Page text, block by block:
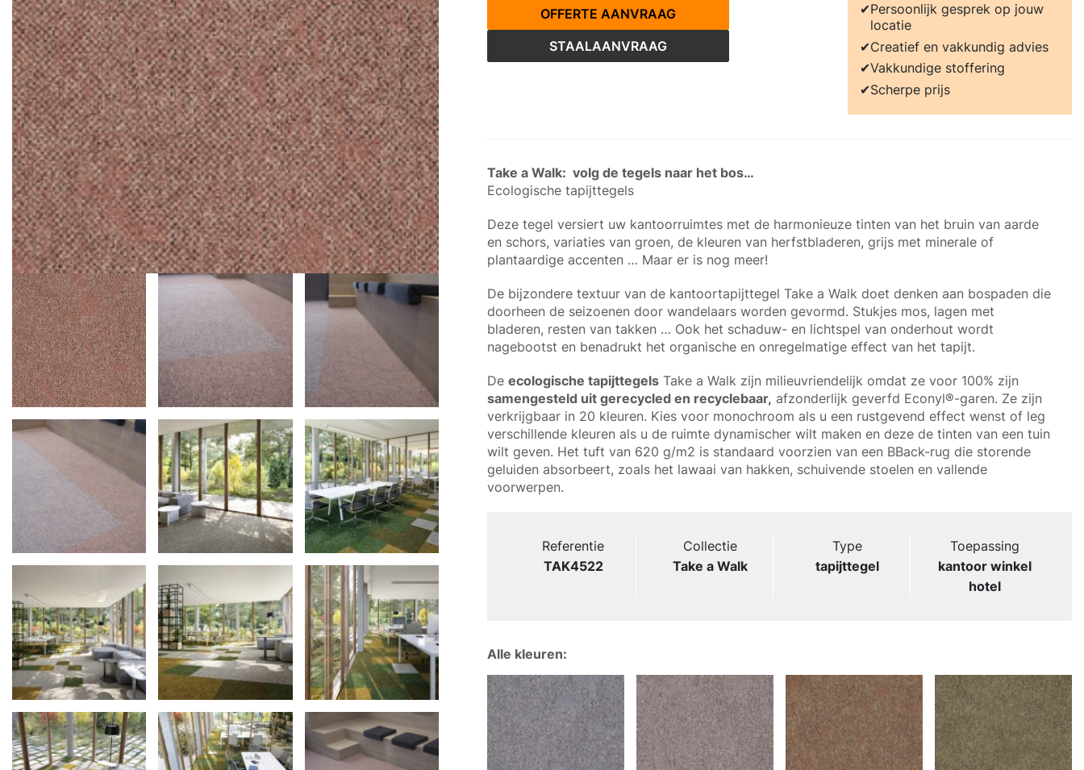
OFFERTE AANVRAAG
STAALAANVRAAG
Persoonlijk gesprek op jouw
locatie
Creatief en vakkundig advies
Vakkundige stoffering
Scherpe prijs
Take a Walk: volg de tegels naar het bos…
Ecologische tapijttegels
Deze tegel versiert uw kantoorruimtes met de harmonieuze tinten van het bruin van aarde
en schors, variaties van groen, de kleuren van herfstbladeren, grijs met minerale of
plantaardige accenten … Maar er is nog meer!
De bijzondere textuur van de kantoortapijttegel Take a Walk doet denken aan bospaden die
doorheen de seizoenen door wandelaars worden gevormd. Stukjes mos, lagen met
bladeren, resten van takken … Ook het schaduw- en lichtspel van onderhout wordt
nagebootst en benadrukt het organische en onregelmatige effect van het tapijt.
De ecologische tapijttegelsTake a Walk zijn milieuvriendelijk omdat ze voor 100% zijn
samengesteld uit gerecycled en recyclebaar, afzonderlijk geverfd Econyl®-garen. Ze zijn
verkrijgbaar in 20 kleuren. Kies voor monochroom als u een rustgevend effect wenst of leg
verschillende kleuren als u de ruimte dynamischer wilt maken en deze de tinten van een tuin
wilt geven. Het tuft van 620 g/m2 is standaard voorzien van een BBack-rug die storende
geluiden absorbeert, zoals het lawaai van hakken, schuivende stoelen en vallende
voorwerpen.
Referentie
TAK4522
Collectie
Take a Walk
Type
tapijttegel
Toepassing
kantoor winkel
hotel
Alle kleuren: